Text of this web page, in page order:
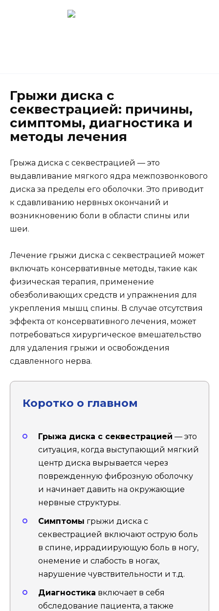
Грыжи диска с
секвестрацией: причины,
симптомы, диагностика и
методы лечения
Грыжа диска с секвестрацией — это
выдавливание мягкого ядра межпозвонкового
диска за пределы его оболочки. Это приводит
к сдавливанию нервных окончаний и
возникновению боли в области спины или
шеи.
Лечение грыжи диска с секвестрацией может
включать консервативные методы, такие как
физическая терапия, применение
обезболивающих средств и упражнения для
укрепления мышц спины. В случае отсутствия
эффекта от консервативного лечения, может
потребоваться хирургическое вмешательство
для удаления грыжи и освобождения
сдавленного нерва.
Коротко о главном
Грыжа диска с секвестрацией — это
ситуация, когда выступающий мягкий
центр диска вырывается через
поврежденную фиброзную оболочку
и начинает давить на окружающие
нервные структуры.
Симптомы грыжи диска с
секвестрацией включают острую боль
в спине, иррадиирующую боль в ногу,
онемение и слабость в ногах,
нарушение чувствительности и т.д.
Диагностика включает в себя
обследование пациента, а также